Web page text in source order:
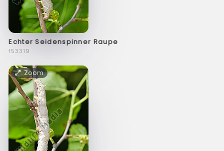
Echter Seidenspinner Raupe
f53319
Zoom